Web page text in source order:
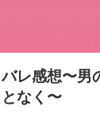
レ感想〜男
なく〜